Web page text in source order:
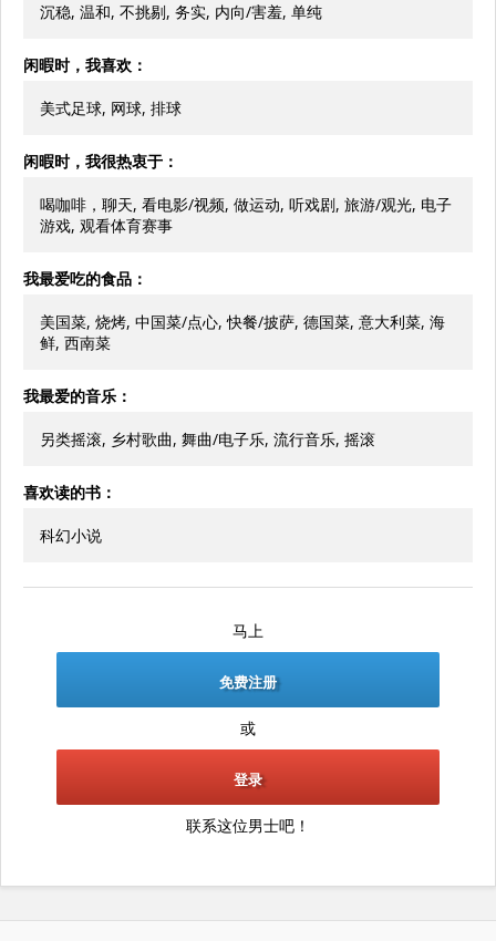
沉稳, 温和, 不挑剔, 务实, 内向/害羞, 单纯
闲暇时，我喜欢：
美式足球, 网球, 排球
闲暇时，我很热衷于：
喝咖啡，聊天, 看电影/视频, 做运动, 听戏剧, 旅游/观光, 电子
游戏, 观看体育赛事
我最爱吃的食品：
美国菜, 烧烤, 中国菜/点心, 快餐/披萨, 德国菜, 意大利菜, 海
鲜, 西南菜
我最爱的音乐：
另类摇滚, 乡村歌曲, 舞曲/电子乐, 流行音乐, 摇滚
喜欢读的书：
科幻小说
马上
免费注册
或
登录
联系这位男士吧！